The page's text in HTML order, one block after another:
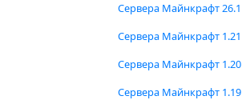
Сервера Майнкрафт 26.1
Сервера Майнкрафт 1.21
Сервера Майнкрафт 1.20
Сервера Майнкрафт 1.19